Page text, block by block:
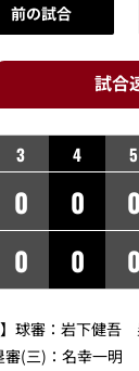
前の試合
試合
3 4 5
0 0 0
0 0 0
球審：岩下健吾
(三)：名幸一明